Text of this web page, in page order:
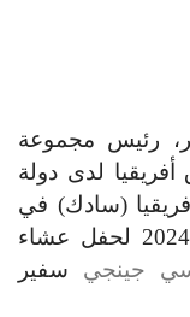
رئيس مجموعة
لدى دولة
(سادك) في
نوفمبر 2024 لحفل عشاء
جينجي
سفير